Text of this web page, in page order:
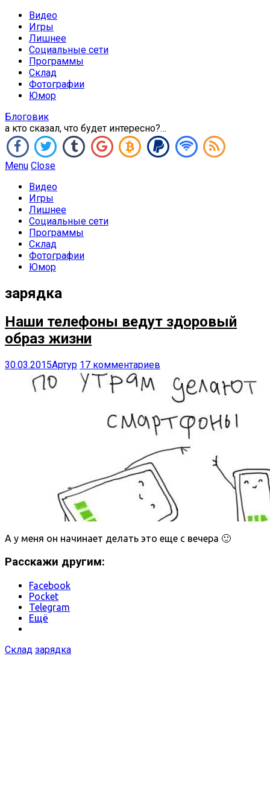
Видео
Игры
Лишнее
Социальные сети
Программы
Склад
Фотографии
Юмор
Блоговик
а кто сказал, что будет интересно?…
Menu Close
Видео
Игры
Лишнее
Социальные сети
Программы
Склад
Фотографии
Юмор
зарядка
Наши телефоны ведут здоровый
образ жизни
30.03.2015Артур 17 комментариев
А у меня он начинает делать это еще с вечера 🙂
Расскажи другим:
Facebook
Pocket
Telegram
Ещё
Склад зарядка